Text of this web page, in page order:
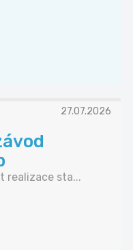
27.07.2026
realizace sta...